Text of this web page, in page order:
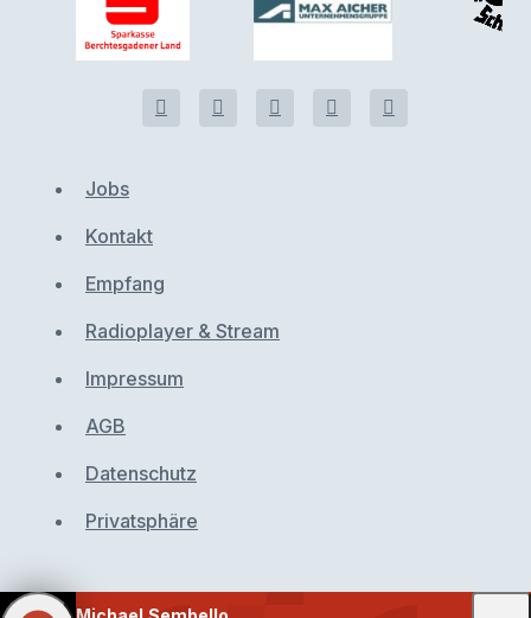
Jobs
Kontakt
Empfang
Radioplayer & Stream
Impressum
AGB
Datenschutz
Privatsphäre